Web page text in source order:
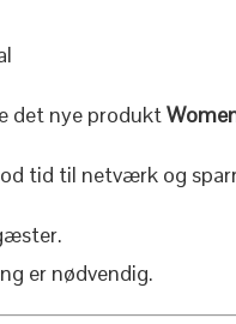
det nye produkt
tid til netværk og
er nødvendig.